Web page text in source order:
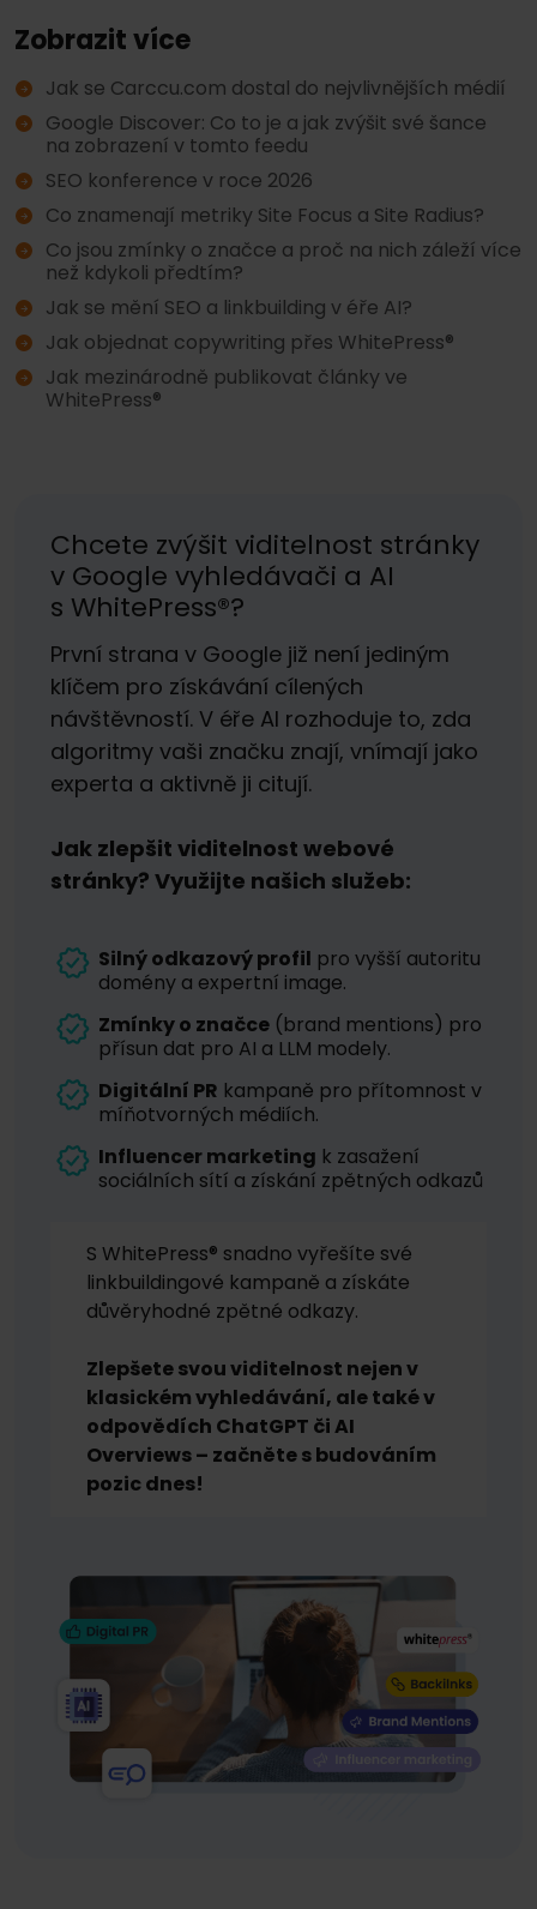
Zobrazit více
Jak se Carccu.com dostal do nejvlivnějších médií
Google Discover: Co to je a jak zvýšit své šance
na zobrazení v tomto feedu
SEO konference v roce 2026
Co znamenají metriky Site Focus a Site Radius?
Co jsou zmínky o značce a proč na nich záleží více
než kdykoli předtím?
Jak se mění SEO a linkbuilding v éře AI?
Jak objednat copywriting přes WhitePress®
Jak mezinárodně publikovat články ve
WhitePress®
Chcete zvýšit viditelnost stránky
v Google vyhledávači a AI
s WhitePress®?
První strana v Google již není jediným
klíčem pro získávání cílených
návštěvností. V éře AI rozhoduje to, zda
algoritmy vaši značku znají, vnímají jako
experta a aktivně ji citují.
Jak zlepšit viditelnost webové
stránky? Využijte našich služeb:
Silný odkazový profil pro vyšší autoritu
domény a expertní image.
Zmínky o značce (brand mentions) pro
přísun dat pro AI a LLM modely.
Digitální PR kampaně pro přítomnost v
míňotvorných médiích.
Influencer marketing k zasažení
sociálních sítí a získání zpětných odkazů
S WhitePress® snadno vyřešíte své
linkbuildingové kampaně a získáte
důvěryhodné zpětné odkazy.
Zlepšete svou viditelnost nejen v
klasickém vyhledávání, ale také v
odpovědích ChatGPT či AI
Overviews – začněte s budováním
pozic dnes!